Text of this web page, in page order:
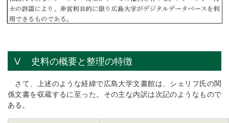
Ⅴ 史料の概要と整理の特徴
さて、上述のような経緯で広島大学文書館は、シェリフ氏の関
係文書を収蔵するに至った。その主な内訳は次記のようなもので
ある。